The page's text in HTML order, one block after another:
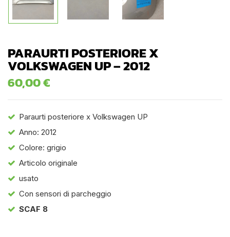
PARAURTI POSTERIORE X
VOLKSWAGEN UP – 2012
60,00€
Paraurti posteriore x Volkswagen UP
Anno: 2012
Colore: grigio
Articolo originale
usato
Con sensori di parcheggio
SCAF 8